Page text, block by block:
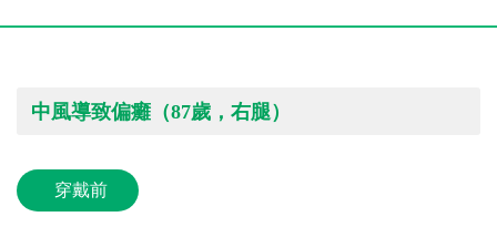
中風導致偏癱（87歲，右腿）
穿戴前